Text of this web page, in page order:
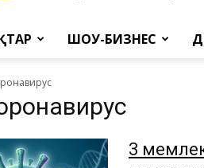
ШОУ-БИЗНЕС
3